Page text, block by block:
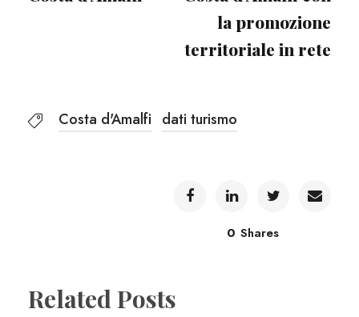
la promozione
territoriale in rete
Costa d'Amalfi dati turismo
0 Shares
Related Posts